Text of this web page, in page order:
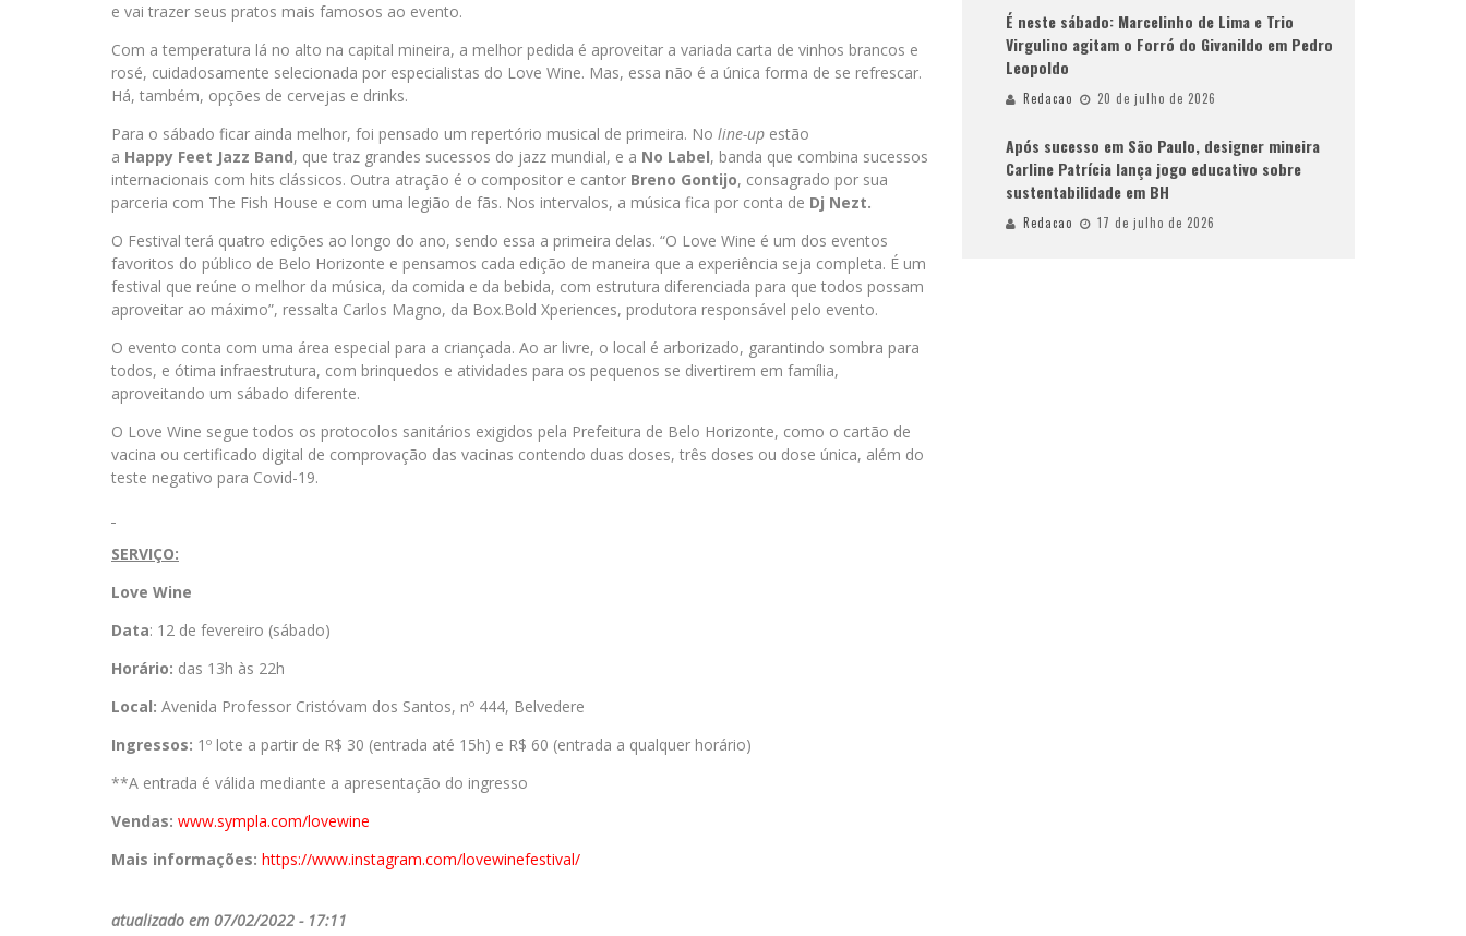
e vai trazer seus pratos mais famosos ao evento.
Com a temperatura lá no alto na capital mineira, a melhor pedida é aproveitar a variada carta de vinhos brancos e
rosé, cuidadosamente selecionada por especialistas do Love Wine. Mas, essa não é a única forma de se refrescar.
Há, também, opções de cervejas e drinks.
Para o sábado ficar ainda melhor, foi pensado um repertório musical de primeira. No line-up estão
a Happy Feet Jazz Band, que traz grandes sucessos do jazz mundial, e a No Label, banda que combina sucessos
internacionais com hits clássicos. Outra atração é o compositor e cantor Breno Gontijo, consagrado por sua
parceria com The Fish House e com uma legião de fãs. Nos intervalos, a música fica por conta de Dj Nezt.
O Festival terá quatro edições ao longo do ano, sendo essa a primeira delas. “O Love Wine é um dos eventos
favoritos do público de Belo Horizonte e pensamos cada edição de maneira que a experiência seja completa. É um
festival que reúne o melhor da música, da comida e da bebida, com estrutura diferenciada para que todos possam
aproveitar ao máximo”, ressalta Carlos Magno, da Box.Bold Xperiences, produtora responsável pelo evento.
O evento conta com uma área especial para a criançada. Ao ar livre, o local é arborizado, garantindo sombra para
todos, e ótima infraestrutura, com brinquedos e atividades para os pequenos se divertirem em família,
aproveitando um sábado diferente.
O Love Wine segue todos os protocolos sanitários exigidos pela Prefeitura de Belo Horizonte, como o cartão de
vacina ou certificado digital de comprovação das vacinas contendo duas doses, três doses ou dose única, além do
teste negativo para Covid-19.
SERVIÇO:
Love Wine
Data: 12 de fevereiro (sábado)
Horário: das 13h às 22h
Local: Avenida Professor Cristóvam dos Santos, nº 444, Belvedere
Ingressos: 1º lote a partir de R$ 30 (entrada até 15h) e R$ 60 (entrada a qualquer horário)
**A entrada é válida mediante a apresentação do ingresso
Vendas: www.sympla.com/lovewine
Mais informações: https://www.instagram.com/lovewinefestival/
atualizado em 07/02/2022 - 17:11
É neste sábado: Marcelinho de Lima e Trio
Virgulino agitam o Forró do Givanildo em Pedro
Leopoldo
Redacao 20 de julho de 2026
Após sucesso em São Paulo, designer mineira
Carline Patrícia lança jogo educativo sobre
sustentabilidade em BH
Redacao 17 de julho de 2026